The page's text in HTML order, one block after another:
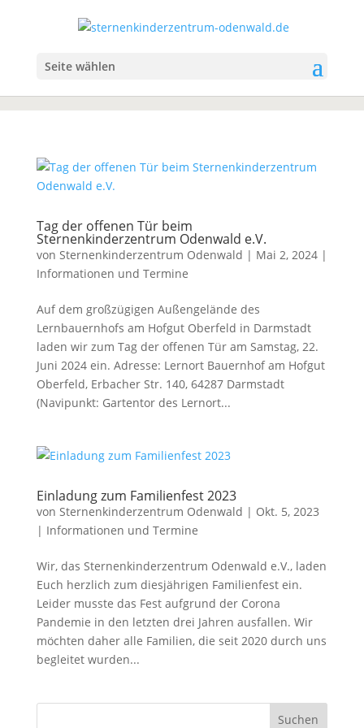
Seite wählen
Tag der offenen Tür beim
Sternenkinderzentrum Odenwald e.V.
von Sternenkinderzentrum Odenwald | Mai 2, 2024|
Informationen und Termine
Auf dem großzügigen Außengelände des
Lernbauernhofs am Hofgut Oberfeld in Darmstadt
laden wir zum Tag der offenen Tür am Samstag, 22.
Juni 2024 ein. Adresse: Lernort Bauernhof am Hofgut
Oberfeld, Erbacher Str. 140, 64287 Darmstadt
(Navipunkt: Gartentor des Lernort...
Einladung zum Familienfest 2023
von Sternenkinderzentrum Odenwald | Okt. 5, 2023
| Informationen und Termine
Wir, das Sternenkinderzentrum Odenwald e.V., laden
Euch herzlich zum diesjährigen Familienfest ein.
Leider musste das Fest aufgrund der Corona
Pandemie in den letzten drei Jahren ausfallen. Wir
möchten daher alle Familien, die seit 2020 durch uns
begleitet wurden...